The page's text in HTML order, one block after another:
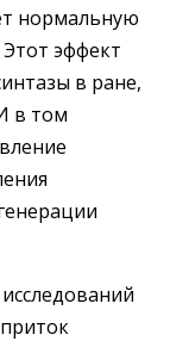
нормальную
эффект
в ране,
в том